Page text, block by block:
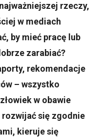
rzeczy,
w mediach
by mieć pracę lub
zarabiać?
rekomendacje
– wszystko
w obawie
rozwijać się zgodnie
kieruje się